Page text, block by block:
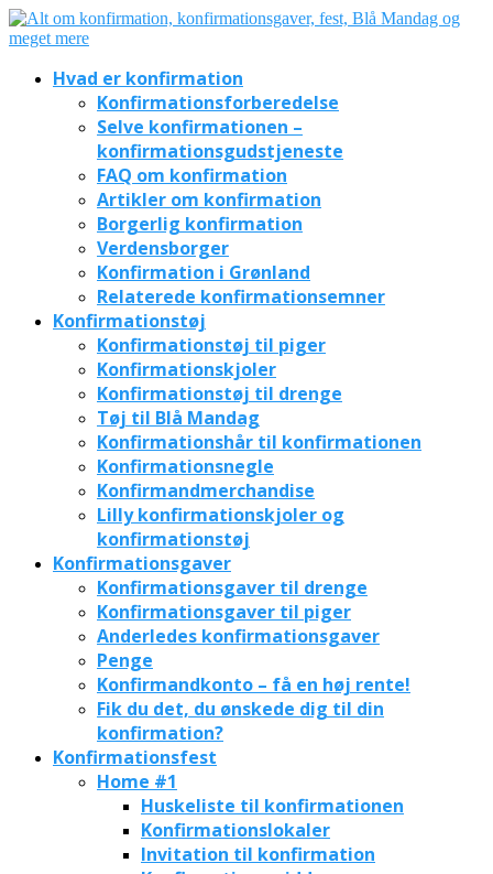
Hvad er konfirmation
Konfirmationsforberedelse
Selve konfirmationen –
konfirmationsgudstjeneste
FAQ om konfirmation
Artikler om konfirmation
Borgerlig konfirmation
Verdensborger
Konfirmation i Grønland
Relaterede konfirmationsemner
Konfirmationstøj
Konfirmationstøj til piger
Konfirmationskjoler
Konfirmationstøj til drenge
Tøj til Blå Mandag
Konfirmationshår til konfirmationen
Konfirmationsnegle
Konfirmandmerchandise
Lilly konfirmationskjoler og
konfirmationstøj
Konfirmationsgaver
Konfirmationsgaver til drenge
Konfirmationsgaver til piger
Anderledes konfirmationsgaver
Penge
Konfirmandkonto – få en høj rente!
Fik du det, du ønskede dig til din
konfirmation?
Konfirmationsfest
Home #1
Huskeliste til konfirmationen
Konfirmationslokaler
Invitation til konfirmation